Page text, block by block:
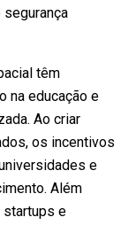
têm
na educação e
Ao criar
os incentivos
e
Além
startups e